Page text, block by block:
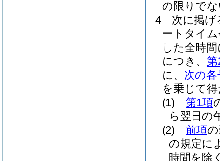
の限りで
4
次に掲げ
ートタイ
した全時
につき、 第
に、 次の各
を乗じて
(1)
第1項
ら翌日の
(2)
前項
の規定に
時間を除